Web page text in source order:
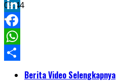
09:44
Twitter
LinkedIn
Facebook
WhatsApp
ShareBerita Video Selengkapnya